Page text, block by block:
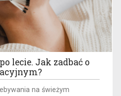
lecie. Jak zadbać o
na świeżym